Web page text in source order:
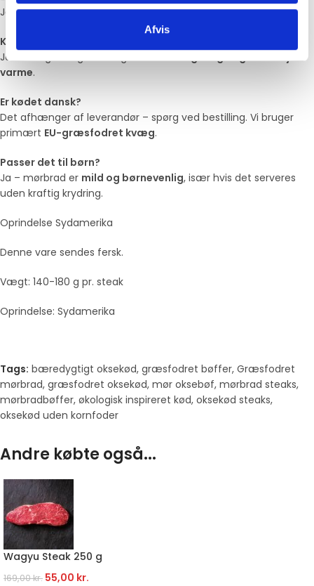
Afvis
Ja – mørbrad er meremagert, men stadig ekstremt mørt.
Kan jeg bruge bøfferne til grill?
Ja – de egner sig fremragende tilhurtig stegning over høj
varme.
Er kødet dansk?
Det afhænger af leverandør – spørg ved bestilling. Vi bruger
primært EU-græsfodret kvæg.
Passer det til børn?
Ja – mørbrad er mild og børnevenlig, især hvis det serveres
uden kraftig krydring.
Oprindelse Sydamerika
Denne vare sendes fersk.
Vægt: 140-180 g pr. steak
Oprindelse: Sydamerika
Tags: bæredygtigt oksekød, græsfodret bøffer, Græsfodret
mørbrad, græsfodret oksekød, mør oksebøf, mørbrad steaks,
mørbradbøffer, økologisk inspireret kød, oksekød steaks,
oksekød uden kornfoder
Andre købte også...
Wagyu Steak 250 g
169,00kr. 55,00 kr.